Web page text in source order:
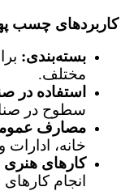
کاربردهای چسب
بسته‌بندی:
مختلف.
استفاده در
سطوح در
مصارف
خانه، ادارات
کارهای
انجام